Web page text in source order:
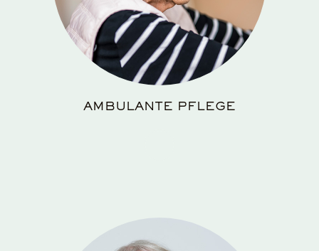
AMBULANTE PFLEGE